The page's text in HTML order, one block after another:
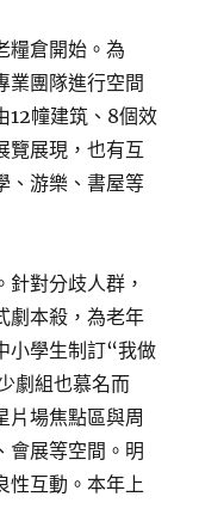
糧倉開始。為
業團隊進行空間
12幢建筑、8個效
覽展現，也有互
、游樂、書屋等
對分歧人群，
劇本殺，為老年
小學生制訂“我做
劇組也慕名而
片場焦點區與周
會展等空間。明
性互動。本年上